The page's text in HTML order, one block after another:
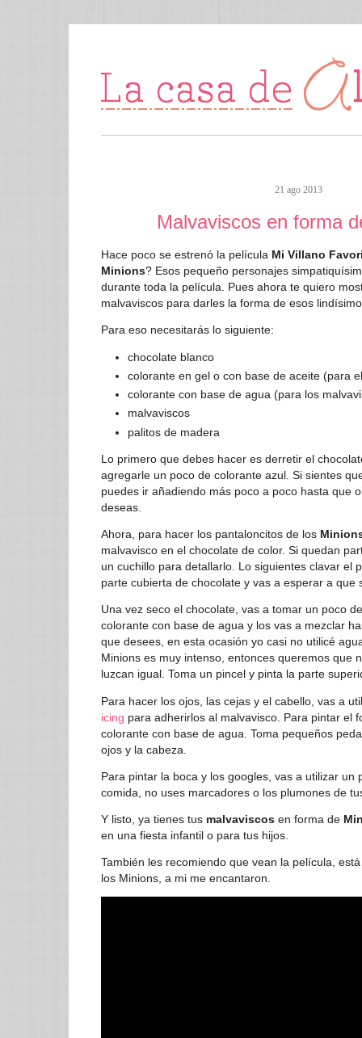
21 ago 2013
Malvaviscos en forma
Hace poco se estrenó la película Mi Villano
Minions? Esos pequeño personajes
durante toda la película. Pues ahora te quiero
malvaviscos para darles la forma de esos
Para eso necesitarás lo siguiente:
chocolate blanco
colorante en gel o con base de aceite (para
colorante con base de agua (para los
malvaviscos
palitos de madera
Lo primero que debes hacer es derretir el
agregarle un poco de colorante azul. Si sientes
puedes ir añadiendo más poco a poco hasta que
deseas.
Ahora, para hacer los pantaloncitos de los
malvavisco en el chocolate de color. Si quedan
un cuchillo para detallarlo. Lo siguientes clavar el
parte cubierta de chocolate y vas a esperar a que
Una vez seco el chocolate, vas a tomar un poco
colorante con base de agua y los vas a mezclar
que desees, en esta ocasión yo casi no utilicé
Minions es muy intenso, entonces queremos que
luzcan igual. Toma un pincel y pinta la parte
Para hacer los ojos, las cejas y el cabello, vas a
icing para adherirlos al malvavisco. Para pintar el
colorante con base de agua. Toma pequeños
ojos y la cabeza.
Para pintar la boca y los googles, vas a utilizar un
comida, no uses marcadores o los plumones de
Y listo, ya tienes tus malvaviscos en forma de
en una fiesta infantil o para tus hijos.
También les recomiendo que vean la película,
los Minions, a mi me encantaron.